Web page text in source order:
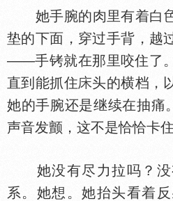
她手腕的肉里有着白
垫的下面，穿过手背，越
——手铐就在那里咬住了
直到能抓住
头的横档，
她的手腕还是继续在抽痛
声音发颤，这不是恰恰卡
她没有尽力拉吗？没
系。她想。她抬头看着